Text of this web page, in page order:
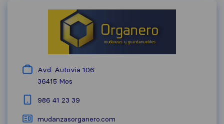
Avd. Autovia 106
36415 Mos
986 41 23 39
mudanzasorganero.com